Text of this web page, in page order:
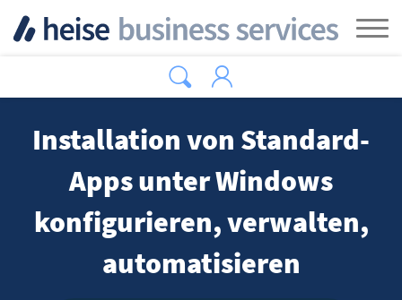
Installation von Standard-
Apps unter Windows
konfigurieren, verwalten,
automatisieren